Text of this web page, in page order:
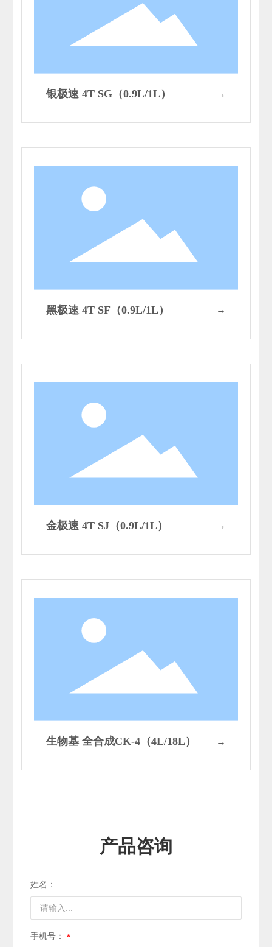
银极速 4T SG（0.9L/1L） →
黑极速 4T SF（0.9L/1L） →
金极速 4T SJ（0.9L/1L） →
生物基 全合成CK-4（4L/18L） →
产品咨询
姓名：
手机号：